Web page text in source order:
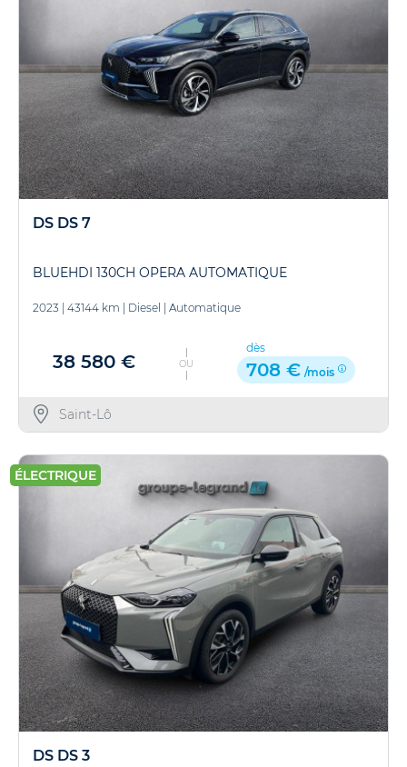
DS DS 7
BLUEHDI 130CH OPERA AUTOMATIQUE
2023 43144 km Diesel Automatique
38 580 € OU
dès
708 € /mois
Saint-Lô
ÉLECTRIQUE
DS DS 3